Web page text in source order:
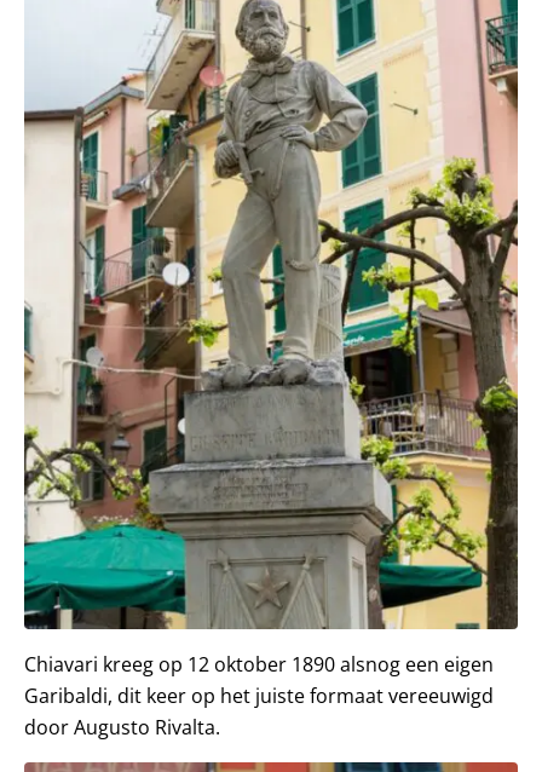
Chiavari kreeg op 12 oktober 1890 alsnog een eigen
Garibaldi, dit keer op het juiste formaat vereeuwigd
door Augusto Rivalta.